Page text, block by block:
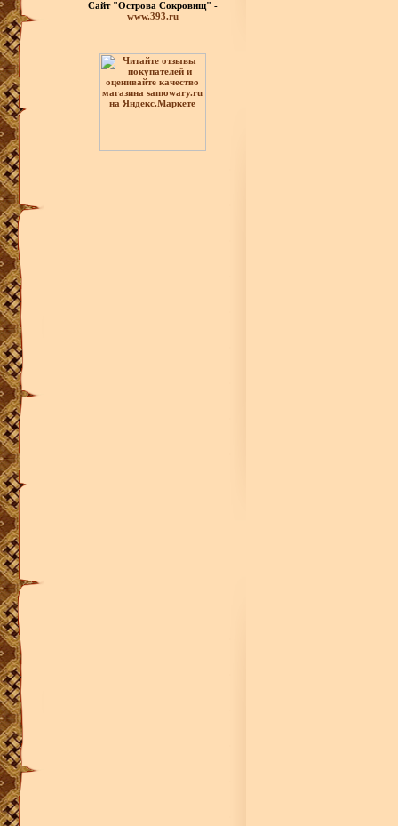
Сайт "Острова Сокровищ" -
www.393.ru